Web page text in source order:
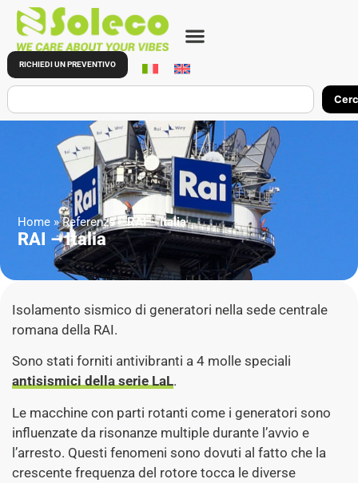
RICHIEDI UN PREVENTIVO
Home »Referenze»RAI – Italia
RAI – Italia
Isolamento sismico di generatori nella sede centrale
romana della RAI.
Sono stati forniti antivibranti a 4 molle speciali
antisismici della serie LaL.
Le macchine con parti rotanti come i generatori sono
influenzate da risonanze multiple durante l’avvio e
l’arresto. Questi fenomeni sono dovuti al fatto che la
crescente frequenza del rotore tocca le diverse